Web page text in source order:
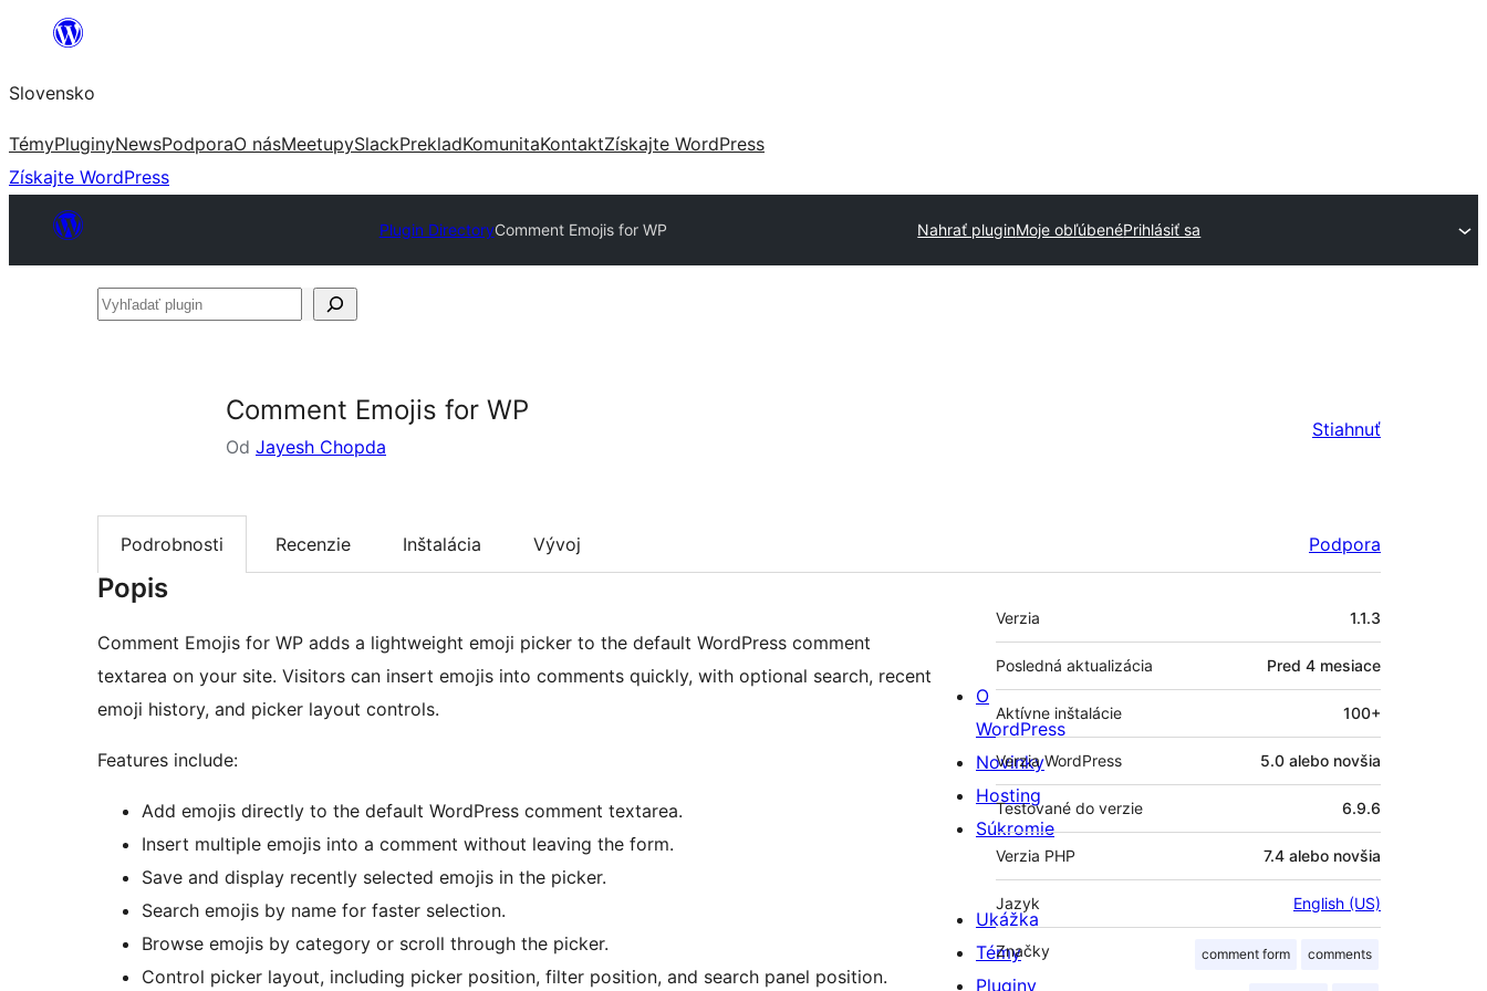
Prejsť
obsah
Slovensko
TémyPluginyNewsPodporaO násMeetupySlackPrekladKomunitaKontaktZískajte WordPress
Získajte WordPress
Plugin DirectoryComment Emojis for WP Nahrať pluginMoje obľúbenéPrihlásiť sa
Vyhľadať
Comment Emojis for WP
Od Jayesh Chopda
Stiahnuť
Podrobnosti Recenzie Inštalácia Vývoj Podpora
Popis
Comment Emojis for WP adds a lightweight emoji picker to the default WordPress comment
textarea on your site. Visitors can insert emojis into comments quickly, with optional search, recent
emoji history, and picker layout controls.
Features include:
Add emojis directly to the default WordPress comment textarea.
Insert multiple emojis into a comment without leaving the form.
Save and display recently selected emojis in the picker.
Search emojis by name for faster selection.
Browse emojis by category or scroll through the picker.
Control picker layout, including picker position, filter position, and search panel position.
Meta
Verzia 1.1.3
Posledná aktualizácia Pred 4 mesiace
Aktívne inštalácie 100+
Verzia WordPress 5.0 alebo novšia
Testované do verzie 6.9.6
Verzia PHP 7.4 alebo novšia
Jazyk English (US)
Značky comment form comments
O
WordPress
Novinky
Hosting
Súkromie
Ukážka
Témy
Pluginy